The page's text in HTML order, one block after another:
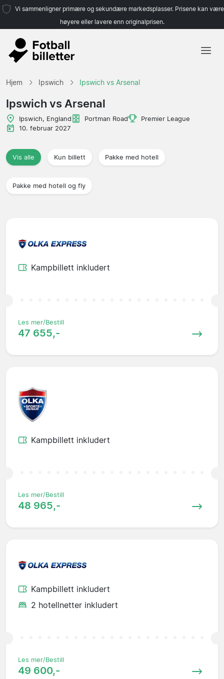
Vi sammenligner primære og sekundære markedsplasser. Prisene kan være
høyere eller lavere enn originalprisen.
Hjem Ipswich Ipswich vs Arsenal
Ipswich vs Arsenal
Ipswich, England Portman Road
Premier League
10. februar 2027
Vis alle Kun billett Pakke med hotell
Pakke med hotell og fly
Kampbillett inkludert
Les mer/Bestill
47 655,-
Kampbillett inkludert
Les mer/Bestill
48 965,-
Kampbillett inkludert
2 hotellnetter inkludert
Les mer/Bestill
49 600,-